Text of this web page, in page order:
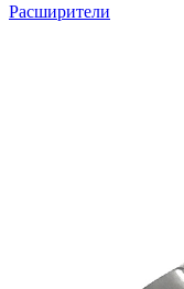
Расширители